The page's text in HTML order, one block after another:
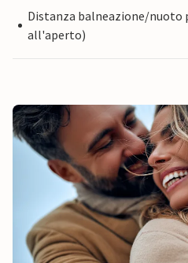
Distanza balneazione/nuoto
all'aperto)